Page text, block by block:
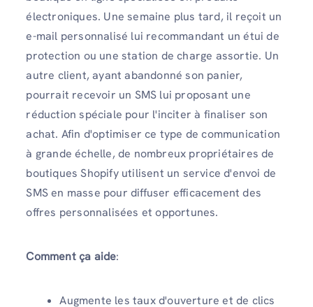
électroniques. Une semaine plus tard, il reçoit un
e-mail personnalisé lui recommandant un étui de
protection ou une station de charge assortie. Un
autre client, ayant abandonné son panier,
pourrait recevoir un SMS lui proposant une
réduction spéciale pour l'inciter à finaliser son
achat. Afin d'optimiser ce type de communication
à grande échelle, de nombreux propriétaires de
boutiques Shopify utilisent un service d'envoi de
SMS en masse pour diffuser efficacement des
offres personnalisées et opportunes.
Comment ça aide:
Augmente les taux d'ouverture et de clics